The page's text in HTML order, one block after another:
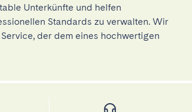
Unterkünfte und helfen
Standards zu verwalten. Wir
der dem eines hochwertigen